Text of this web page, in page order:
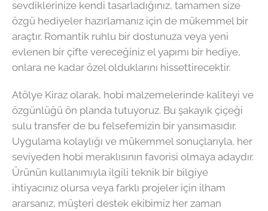
sevdiklerinize kendi tasarladığınız, tamamen size
özgü hediyeler hazırlamanız için de mükemmel bir
araçtır. Romantik ruhlu bir dostunuza veya yeni
evlenen bir çifte vereceğiniz el yapımı bir hediye,
onlara ne kadar özel olduklarını hissettirecektir.
Atölye Kiraz olarak, hobi malzemelerinde kaliteyi ve
özgünlüğü ön planda tutuyoruz. Bu şakayık çiçeği
sulu transfer de bu felsefemizin bir yansımasıdır.
Uygulama kolaylığı ve mükemmel sonuçlarıyla, her
seviyeden hobi meraklısının favorisi olmaya adaydır.
Ürünün kullanımıyla ilgili teknik bir bilgiye
ihtiyacınız olursa veya farklı projeler için ilham
ararsanız, müşteri destek ekibimiz her zaman